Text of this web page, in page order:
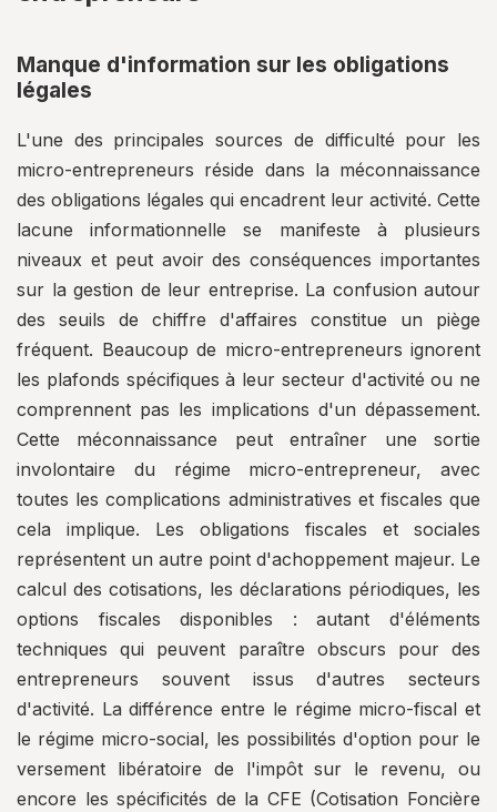
Manque d'information sur les obligations
légales
L'une des principales sources de difficulté pour les
micro-entrepreneurs réside dans la méconnaissance
des obligations légales qui encadrent leur activité. Cette
lacune informationnelle se manifeste à plusieurs
niveaux et peut avoir des conséquences importantes
sur la gestion de leur entreprise. La confusion autour
des seuils de chiffre d'affaires constitue un piège
fréquent. Beaucoup de micro-entrepreneurs ignorent
les plafonds spécifiques à leur secteur d'activité ou ne
comprennent pas les implications d'un dépassement.
Cette méconnaissance peut entraîner une sortie
involontaire du régime micro-entrepreneur, avec
toutes les complications administratives et fiscales que
cela implique. Les obligations fiscales et sociales
représentent un autre point d'achoppement majeur. Le
calcul des cotisations, les déclarations périodiques, les
options fiscales disponibles : autant d'éléments
techniques qui peuvent paraître obscurs pour des
entrepreneurs souvent issus d'autres secteurs
d'activité. La différence entre le régime micro-fiscal et
le régime micro-social, les possibilités d'option pour le
versement libératoire de l'impôt sur le revenu, ou
encore les spécificités de la CFE (Cotisation Foncière